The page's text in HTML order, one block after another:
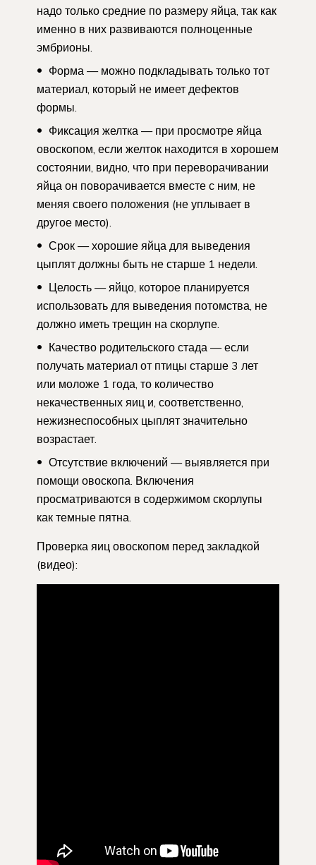
надо только средние по размеру яйца, так как
именно в них развиваются полноценные
эмбрионы.
Форма — можно подкладывать только тот
материал, который не имеет дефектов
формы.
Фиксация желтка — при просмотре яйца
овоскопом, если желток находится в хорошем
состоянии, видно, что при переворачивании
яйца он поворачивается вместе с ним, не
меняя своего положения (не уплывает в
другое место).
Срок — хорошие яйца для выведения
цыплят должны быть не старше 1 недели.
Целость — яйцо, которое планируется
использовать для выведения потомства, не
должно иметь трещин на скорлупе.
Качество родительского стада — если
получать материал от птицы старше 3 лет
или моложе 1 года, то количество
некачественных яиц и, соответственно,
нежизнеспособных цыплят значительно
возрастает.
Отсутствие включений — выявляется при
помощи овоскопа. Включения
просматриваются в содержимом скорлупы
как темные пятна.
Проверка яиц овоскопом перед закладкой
(видео):